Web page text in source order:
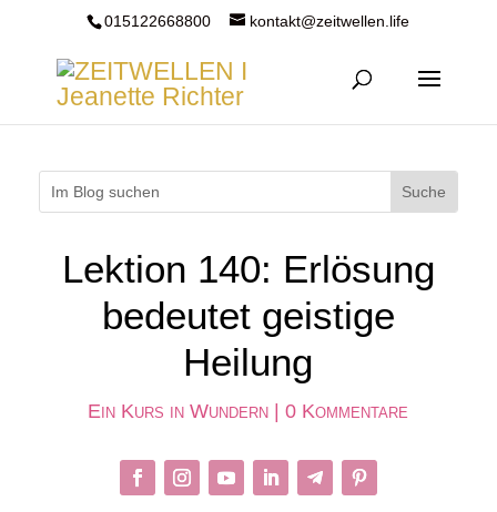
015122668800 kontakt@zeitwellen.life
Lektion 140: Erlösung
bedeutet geistige
Heilung
Ein Kurs in Wundern |0 Kommentare